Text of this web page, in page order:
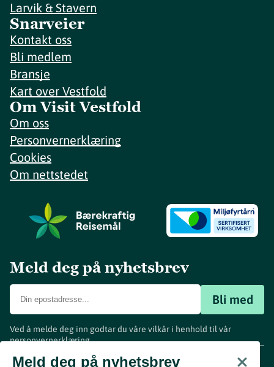
Larvik & Stavern
Snarveier
Kontakt oss
Bli medlem
Bransje
Kart over Vestfold
Om Visit Vestfold
Om oss
Personvernerklæring
Cookies
Om nettstedet
Meld deg på nyhetsbrev
Bli med
Ved å melde deg inn godtar du våre vilkår i henhold til vår
personvernerklæring.
Meld deg på nyhetsbrev
www.visitvestfold.com